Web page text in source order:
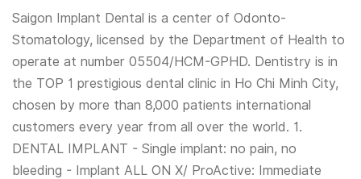
Saigon Implant Dental is a center of Odonto-
Stomatology, licensed by the Department of Health to
operate at number 05504/HCM-GPHD. Dentistry is in
the TOP 1 prestigious dental clinic in Ho Chi Minh City,
chosen by more than 8,000 patients international
customers every year from all over the world. 1.
DENTAL IMPLANT - Single implant: no pain, no
bleeding - Implant ALL ON X/ ProActive: Immediate